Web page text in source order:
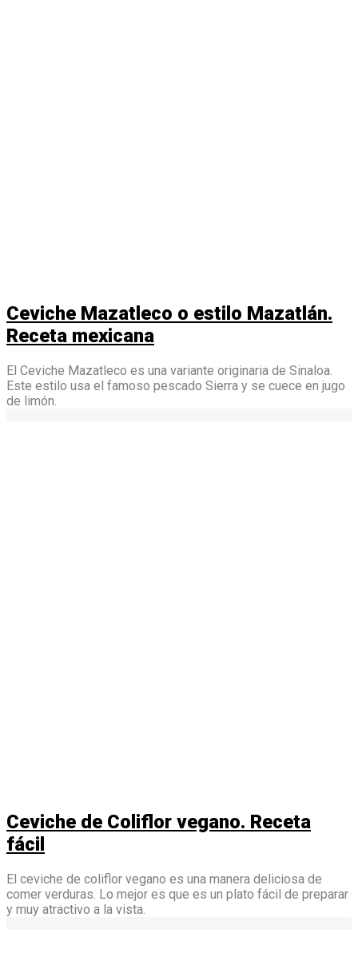
Ceviche Mazatleco o estilo Mazatlán.
Receta mexicana
El Ceviche Mazatleco es una variante originaria de Sinaloa.
Este estilo usa el famoso pescado Sierra y se cuece en jugo
de limón.
Ceviche de Coliflor vegano. Receta
fácil
El ceviche de coliflor vegano es una manera deliciosa de
comer verduras. Lo mejor es que es un plato fácil de preparar
y muy atractivo a la vista.